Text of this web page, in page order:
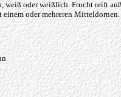
oder weißlich. Frucht reift
oder mehreren